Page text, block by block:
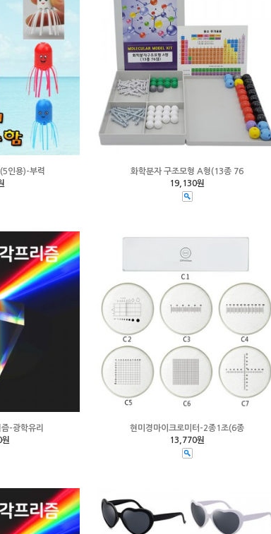
인용)-부력
화학분자 구조모형 A형(13종 76
19,130원
-광학유리
현미경마이크로미터-2종1조(6종
13,770원